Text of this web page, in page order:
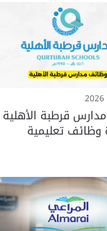
قرطبة الأهلية
تعليمية